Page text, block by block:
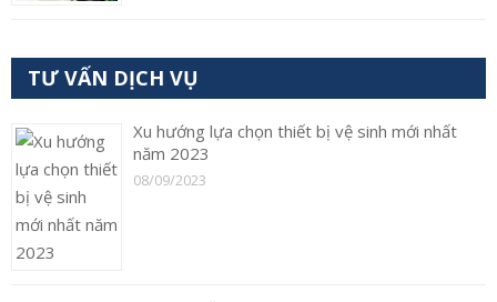
TƯ VẤN DỊCH VỤ
Xu hướng lựa chọn thiết bị vệ sinh mới nhất
năm 2023
08/09/2023